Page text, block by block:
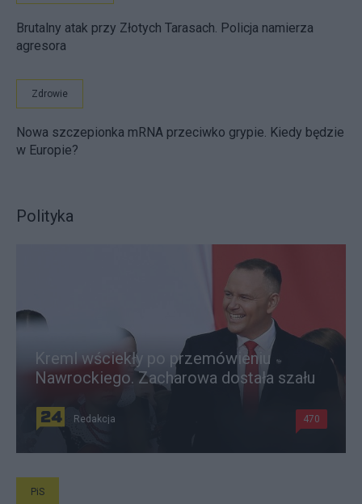
Brutalny atak przy Złotych Tarasach. Policja namierza
agresora
Zdrowie
Nowa szczepionka mRNA przeciwko grypie. Kiedy będzie
w Europie?
Polityka
Kreml wściekły po przemówieniu
Nawrockiego. Zacharowa dostała szału
Redakcja 470
PiS